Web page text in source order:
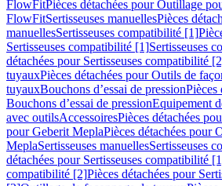
FlowFitPièces détachées pour Outillage
FlowFitSertisseuses manuellesPièces
manuellesSertisseuses compatibilité [1]
Sertisseuses compatibilité [1]Sertisseuses
détachées pour Sertisseuses compatibilité
tuyauxPièces détachées pour Outils de
tuyauxBouchons d’essai de pressionPièces
Bouchons d’essai de pressionEquipement
avec outilsAccessoiresPièces détachées
pour Geberit MeplaPièces détachées pour
MeplaSertisseuses manuellesSertisseuses
détachées pour Sertisseuses compatibilité
compatibilité [2]Pièces détachées pour